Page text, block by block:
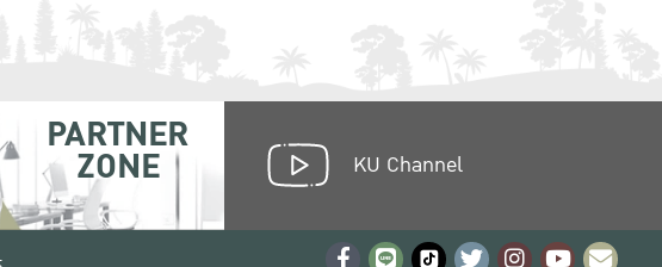
PARTNER
ZONE KU Channel